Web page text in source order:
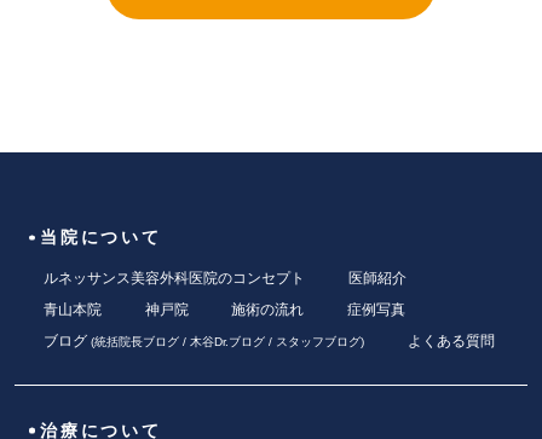
当院について
ルネッサンス美容外科医院のコンセプト
医師紹介
青山本院
神戸院 施術の流れ
症例写真
ブログ (統括院長ブログ/ 木谷Dr.ブログ/ スタッフブログ) よくある質問
治療について